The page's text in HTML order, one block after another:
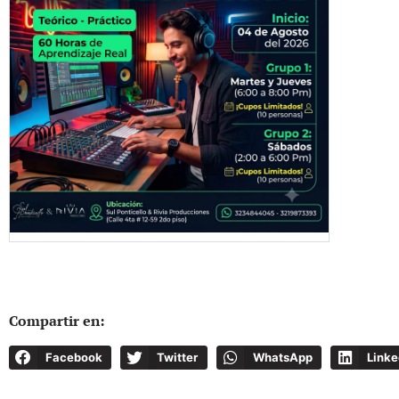
Compartir en:
Facebook Twitter WhatsApp